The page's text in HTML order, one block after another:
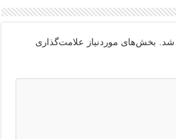
بخش‌های موردنیاز علامت‌گذاری